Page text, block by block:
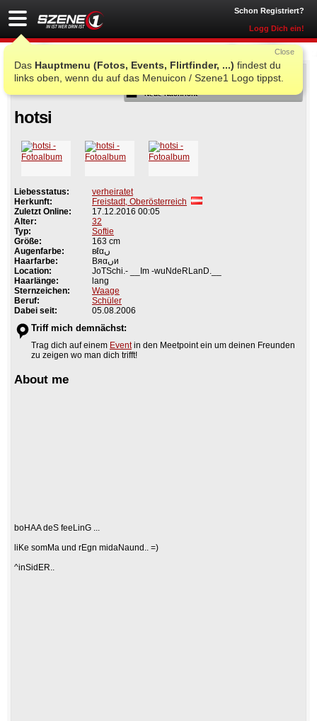
Schon Registriert?
Logg Dich ein!
Das Hauptmenu (Fotos, Events, Flirtfinder, ...) findest du
links oben, wenn du auf das Menuicon / Szene1 Logo tippst.
Close
Als Freund
Neue Nachricht
hotsi
Liebesstatus:
verheiratet
Herkunft:
Freistadt, Oberösterreich
Zuletzt Online:
17.12.2016 00:05
Alter:
32
Typ:
Softie
Größe:
163 cm
Augenfarbe:
вℓαں
Haarfarbe:
Вяαںи
Location:
JoTSchi.- __Im -wuNdeRLanD.__
Haarlänge:
lang
Sternzeichen:
Waage
Beruf:
Schüler
Dabei seit:
05.08.2006
Triff mich demnächst:
Trag dich auf einem Eventin den Meetpoint ein um deinen Freunden
zu zeigen wo man dich trifft!
About me
boHAA deS feeLinG ...
liKe somMa und rEgn midaNaund.. =)
^inSidER..